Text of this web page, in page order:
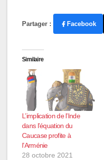
Partager : Facebook
Similaire
L’implication de l’Inde
dans l’équation du
Caucase profite à
l’Arménie
28 octobre 2021